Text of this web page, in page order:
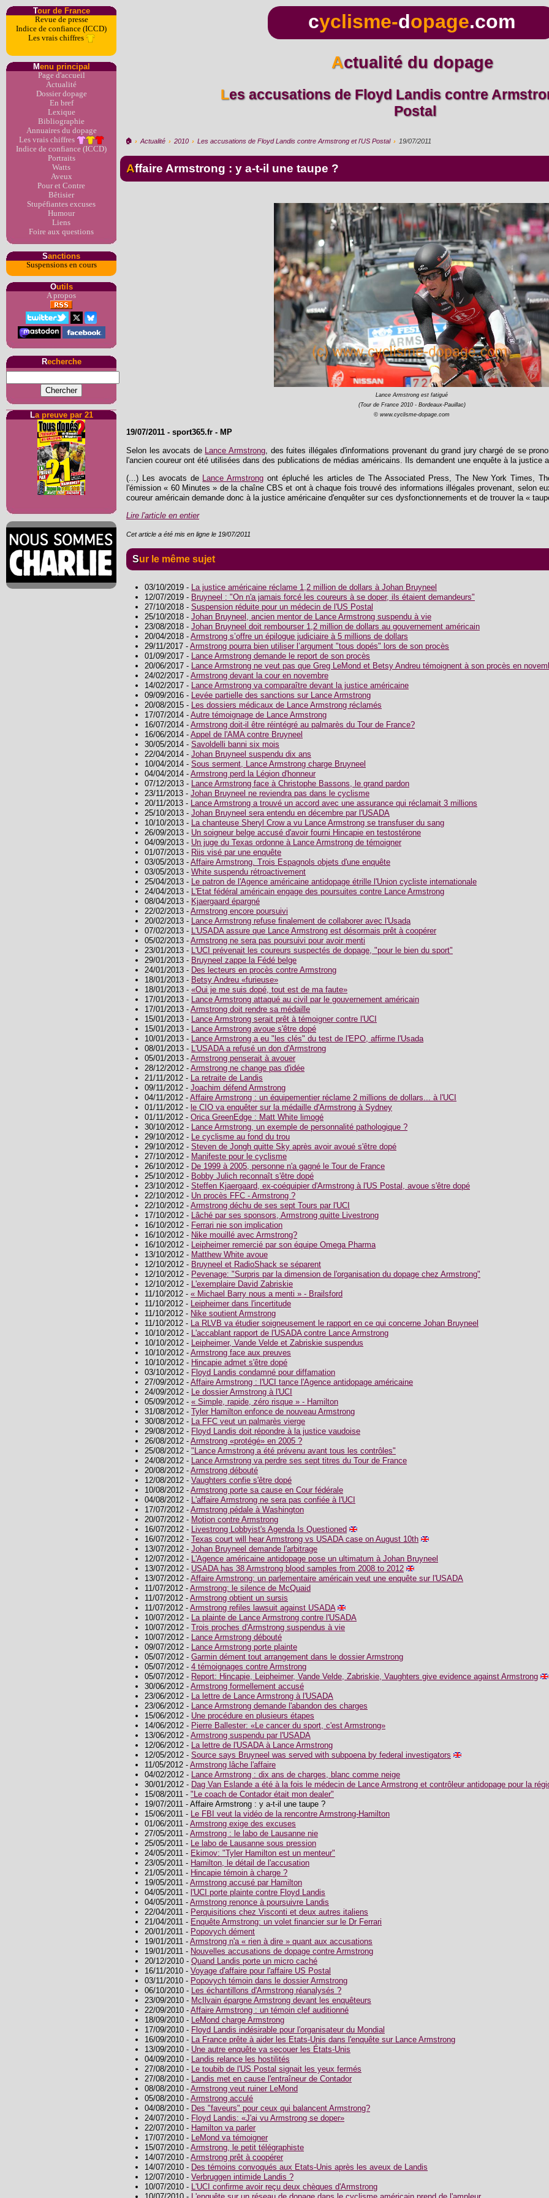
Tour de France
Revue de presse
Indice de confiance (ICCD)
Les vrais chiffres
Menu principal
Page d'accueil
Actualité
Dossier dopage
En bref
Lexique
Bibliographie
Annuaires du dopage
Les vrais chiffres
Indice de confiance (ICCD)
Portraits
Watts
Aveux
Pour et Contre
Bêtisier
Stupéfiantes excuses
Humour
Liens
Foire aux questions
Sanctions
Suspensions en cours
Outils
A propos
Recherche
La preuve par 21
cyclisme-dopage.com
Actualité du dopage
Les accusations de Floyd Landis contre Armstrong et l'US
Postal
🏠︎ › Actualité › 2010 › Les accusations de Floyd Landis contre Armstrong et l'US Postal › 19/07/2011
Affaire Armstrong : y a-t-il une taupe ?
Lance Armstrong est fatigué
(Tour de France 2010 - Bordeaux-Pauillac)
© www.cyclisme-dopage.com
19/07/2011 - sport365.fr - MP
Selon les avocats de Lance Armstrong , des fuites illégales d'informations provenant du grand jury chargé de se
l'ancien coureur ont été utilisées dans des publications de médias américains. Ils demandent une enquête à la justice
(...) Les avocats de
Lance Armstrong ont épluché les articles de The Associated Press, The New York Times,
l'émission « 60 Minutes » de la chaîne CBS et ont à chaque fois trouvé des informations illégales provenant, selon
coureur américain demande donc à la justice américaine d'enquêter sur ces dysfonctionnements et de trouver la «
Lire l'article en entier
Cet article a été mis en ligne le 19/07/2011
Sur le même sujet
03/10/2019 - La justice américaine réclame 1,2 million de dollars à Johan Bruyneel
12/07/2019 - Bruyneel : "On n'a jamais forcé les coureurs à se doper, ils étaient demandeurs"
27/10/2018 - Suspension réduite pour un médecin de l'US Postal
25/10/2018 - Johan Bruyneel, ancien mentor de Lance Armstrong suspendu à vie
23/08/2018 - Johan Bruyneel doit rembourser 1,2 million de dollars au gouvernement américain
20/04/2018 - Armstrong s’offre un épilogue judiciaire à 5 millions de dollars
29/11/2017 - Armstrong pourra bien utiliser l’argument "tous dopés" lors de son procès
01/09/2017 - Lance Armstrong demande le report de son procès
20/06/2017 - Lance Armstrong ne veut pas que Greg LeMond et Betsy Andreu témoignent à son procès en
24/02/2017 - Armstrong devant la cour en novembre
14/02/2017 - Lance Armstrong va comparaître devant la justice américaine
09/09/2016 - Levée partielle des sanctions sur Lance Armstrong
20/08/2015 - Les dossiers médicaux de Lance Armstrong réclamés
17/07/2014 - Autre témoignage de Lance Armstrong
16/07/2014 - Armstrong doit-il être réintégré au palmarès du Tour de France?
16/06/2014 - Appel de l'AMA contre Bruyneel
30/05/2014 - Savoldelli banni six mois
22/04/2014 - Johan Bruyneel suspendu dix ans
10/04/2014 - Sous serment, Lance Armstrong charge Bruyneel
04/04/2014 - Armstrong perd la Légion d'honneur
07/12/2013 - Lance Armstrong face à Christophe Bassons, le grand pardon
23/11/2013 - Johan Bruyneel ne reviendra pas dans le cyclisme
20/11/2013 - Lance Armstrong a trouvé un accord avec une assurance qui réclamait 3 millions
25/10/2013 - Johan Bruyneel sera entendu en décembre par l'USADA
10/10/2013 - La chanteuse Sheryl Crow a vu Lance Armstrong se transfuser du sang
26/09/2013 - Un soigneur belge accusé d'avoir fourni Hincapie en testostérone
04/09/2013 - Un juge du Texas ordonne à Lance Armstrong de témoigner
01/07/2013 - Riis visé par une enquête
03/05/2013 - Affaire Armstrong. Trois Espagnols objets d'une enquête
03/05/2013 - White suspendu rétroactivement
25/04/2013 - Le patron de l'Agence américaine antidopage étrille l'Union cycliste internationale
24/04/2013 - L'Etat fédéral américain engage des poursuites contre Lance Armstrong
08/04/2013 - Kjaergaard épargné
22/02/2013 - Armstrong encore poursuivi
20/02/2013 - Lance Armstrong refuse finalement de collaborer avec l'Usada
07/02/2013 - L'USADA assure que Lance Armstrong est désormais prêt à coopérer
05/02/2013 - Armstrong ne sera pas poursuivi pour avoir menti
23/01/2013 - L'UCI prévenait les coureurs suspectés de dopage, "pour le bien du sport"
29/01/2013 - Bruyneel zappe la Fédé belge
24/01/2013 - Des lecteurs en procès contre Armstrong
18/01/2013 - Betsy Andreu «furieuse»
18/01/2013 - «Oui je me suis dopé, tout est de ma faute»
17/01/2013 - Lance Armstrong attaqué au civil par le gouvernement américain
17/01/2013 - Armstrong doit rendre sa médaille
15/01/2013 - Lance Armstrong serait prêt à témoigner contre l'UCI
15/01/2013 - Lance Armstrong avoue s'être dopé
10/01/2013 - Lance Armstrong a eu "les clés" du test de l'EPO, affirme l'Usada
08/01/2013 - L'USADA a refusé un don d'Armstrong
05/01/2013 - Armstrong penserait à avouer
28/12/2012 - Armstrong ne change pas d'idée
21/11/2012 - La retraite de Landis
09/11/2012 - Joachim défend Armstrong
04/11/2012 - Affaire Armstrong : un équipementier réclame 2 millions de dollars... à l'UCI
01/11/2012 - le CIO va enquêter sur la médaille d'Armstrong à Sydney
01/11/2012 - Orica GreenEdge : Matt White limogé
30/10/2012 - Lance Armstrong, un exemple de personnalité pathologique ?
29/10/2012 - Le cyclisme au fond du trou
29/10/2012 - Steven de Jongh quitte Sky après avoir avoué s'être dopé
27/10/2012 - Manifeste pour le cyclisme
26/10/2012 - De 1999 à 2005, personne n'a gagné le Tour de France
25/10/2012 - Bobby Julich reconnaît s'être dopé
23/10/2012 - Steffen Kjaergaard, ex-coéquipier d'Armstrong à l'US Postal, avoue s'être dopé
22/10/2012 - Un procès FFC - Armstrong ?
22/10/2012 - Armstrong déchu de ses sept Tours par l'UCI
17/10/2012 - Lâché par ses sponsors, Armstrong quitte Livestrong
16/10/2012 - Ferrari nie son implication
16/10/2012 - Nike mouillé avec Armstrong?
16/10/2012 - Leipheimer remercié par son équipe Omega Pharma
13/10/2012 - Matthew White avoue
12/10/2012 - Bruyneel et RadioShack se séparent
12/10/2012 - Pevenage: "Surpris par la dimension de l'organisation du dopage chez Armstrong"
12/10/2012 - L'exemplaire David Zabriskie
11/10/2012 - « Michael Barry nous a menti » - Brailsford
11/10/2012 - Leipheimer dans l'incertitude
11/10/2012 - Nike soutient Armstrong
11/10/2012 - La RLVB va étudier soigneusement le rapport en ce qui concerne Johan Bruyneel
10/10/2012 - L'accablant rapport de l'USADA contre Lance Armstrong
10/10/2012 - Leipheimer, Vande Velde et Zabriskie suspendus
10/10/2012 - Armstrong face aux preuves
10/10/2012 - Hincapie admet s'être dopé
03/10/2012 - Floyd Landis condamné pour diffamation
27/09/2012 - Affaire Armstrong : l'UCI tance l'Agence antidopage américaine
24/09/2012 - Le dossier Armstrong à l'UCI
05/09/2012 - « Simple, rapide, zéro risque » - Hamilton
31/08/2012 - Tyler Hamilton enfonce de nouveau Armstrong
30/08/2012 - La FFC veut un palmarès vierge
29/08/2012 - Floyd Landis doit répondre à la justice vaudoise
26/08/2012 - Armstrong «protégé» en 2005 ?
25/08/2012 - "Lance Armstrong a été prévenu avant tous les contrôles"
24/08/2012 - Lance Armstrong va perdre ses sept titres du Tour de France
20/08/2012 - Armstrong débouté
12/08/2012 - Vaughters confie s'être dopé
10/08/2012 - Armstrong porte sa cause en Cour fédérale
04/08/2012 - L'affaire Armstrong ne sera pas confiée à l'UCI
17/07/2012 - Armstrong pédale à Washington
20/07/2012 - Motion contre Armstrong
16/07/2012 - Livestrong Lobbyist's Agenda Is Questioned
16/07/2012 - Texas court will hear Armstrong vs USADA case on August 10th
13/07/2012 - Johan Bruyneel demande l'arbitrage
12/07/2012 - L'Agence américaine antidopage pose un ultimatum à Johan Bruyneel
13/07/2012 - USADA has 38 Armstrong blood samples from 2008 to 2012
13/07/2012 - Affaire Armstrong: un parlementaire américain veut une enquête sur l'USADA
11/07/2012 - Armstrong: le silence de McQuaid
11/07/2012 - Armstrong obtient un sursis
11/07/2012 - Armstrong refiles lawsuit against USADA
10/07/2012 - La plainte de Lance Armstrong contre l'USADA
10/07/2012 - Trois proches d'Armstrong suspendus à vie
10/07/2012 - Lance Armstrong débouté
09/07/2012 - Lance Armstrong porte plainte
05/07/2012 - Garmin dément tout arrangement dans le dossier Armstrong
05/07/2012 - 4 témoignages contre Armstrong
05/07/2012 - Report: Hincapie, Leipheimer, Vande Velde, Zabriskie, Vaughters give evidence against Armstrong
30/06/2012 - Armstrong formellement accusé
23/06/2012 - La lettre de Lance Armstrong à l'USADA
23/06/2012 - Lance Armstrong demande l'abandon des charges
15/06/2012 - Une procédure en plusieurs étapes
14/06/2012 - Pierre Ballester: «Le cancer du sport, c'est Armstrong»
13/06/2012 - Armstrong suspendu par l'USADA
12/06/2012 - La lettre de l'USADA à Lance Armstrong
12/05/2012 - Source says Bruyneel was served with subpoena by federal investigators
11/05/2012 - Armstrong lâche l'affaire
04/02/2012 - Lance Armstrong : dix ans de charges, blanc comme neige
30/01/2012 - Dag Van Eslande a été à la fois le médecin de Lance Armstrong et contrôleur antidopage pour la
15/08/2011 - "Le coach de Contador était mon dealer"
19/07/2011 - Affaire Armstrong : y a-t-il une taupe ?
15/06/2011 - Le FBI veut la vidéo de la rencontre Armstrong-Hamilton
01/06/2011 - Armstrong exige des excuses
27/05/2011 - Armstrong : le labo de Lausanne nie
25/05/2011 - Le labo de Lausanne sous pression
24/05/2011 - Ekimov: "Tyler Hamilton est un menteur"
23/05/2011 - Hamilton, le détail de l'accusation
21/05/2011 - Hincapie témoin à charge ?
19/05/2011 - Armstrong accusé par Hamilton
04/05/2011 - l'UCI porte plainte contre Floyd Landis
04/05/2011 - Armstrong renonce à poursuivre Landis
22/04/2011 - Perquisitions chez Visconti et deux autres italiens
21/04/2011 - Enquête Armstrong: un volet financier sur le Dr Ferrari
20/01/2011 - Popovych dément
19/01/2011 - Armstrong n'a « rien à dire » quant aux accusations
19/01/2011 - Nouvelles accusations de dopage contre Armstrong
20/12/2010 - Quand Landis porte un micro caché
16/11/2010 - Voyage d'affaire pour l'affaire US Postal
03/11/2010 - Popovych témoin dans le dossier Armstrong
06/10/2010 - Les échantillons d'Armstrong réanalysés ?
23/09/2010 - McIlvain épargne Armstrong devant les enquêteurs
22/09/2010 - Affaire Armstrong : un témoin clef auditionné
18/09/2010 - LeMond charge Armstrong
17/09/2010 - Floyd Landis indésirable pour l'organisateur du Mondial
16/09/2010 - La France prête à aider les Etats-Unis dans l'enquête sur Lance Armstrong
13/09/2010 - Une autre enquête va secouer les États-Unis
04/09/2010 - Landis relance les hostilités
27/08/2010 - Le toubib de l'US Postal signait les yeux fermés
27/08/2010 - Landis met en cause l'entraîneur de Contador
08/08/2010 - Armstrong veut ruiner LeMond
05/08/2010 - Armstrong acculé
04/08/2010 - Des "faveurs" pour ceux qui balancent Armstrong?
24/07/2010 - Floyd Landis: «J'ai vu Armstrong se doper»
22/07/2010 - Hamilton va parler
17/07/2010 - LeMond va témoigner
15/07/2010 - Armstrong, le petit télégraphiste
14/07/2010 - Armstrong prêt à coopérer
14/07/2010 - Des témoins convoqués aux Etats-Unis après les aveux de Landis
12/07/2010 - Verbruggen intimide Landis ?
10/07/2010 - L'UCI confirme avoir reçu deux chèques d'Armstrong